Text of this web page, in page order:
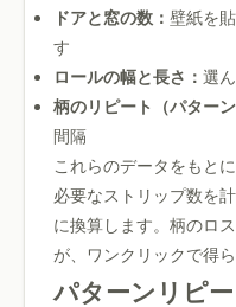
ドアと窓の数： 壁紙を
す
ロールの幅と長さ： 選
柄のリピート（パター
間隔
これらのデータをもと
必要なストリップ数を
に換算します。柄のロ
が、ワンクリックで得ら
パターンリピ